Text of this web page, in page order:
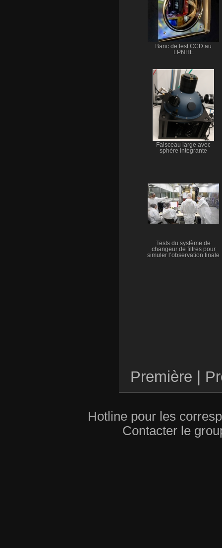
Banc de test CCD au
LPNHE
Faisceau large avec
sphère intégrante
Tests du système de
changeur de filtres pour
simuler l’observation finale
Première |
Hotline pour les
Contacter le